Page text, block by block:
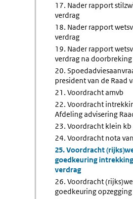
17. Nader rapport
verdrag
18. Nader rapport
verdrag
19. Nader rapport
verdrag na
20.
president van de Raad
21. Voordracht amvb
22. Voordracht
Afdeling advisering
23. Voordracht klein kb
24. Voordracht nota
25. Voordracht
goedkeuring
verdrag
26. Voordracht
goedkeuring